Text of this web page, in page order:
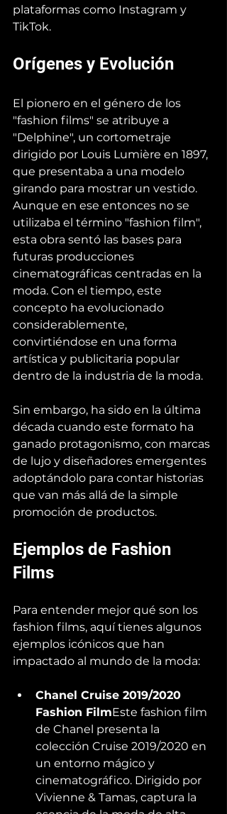
plataformas como Instagram y
TikTok.
Orígenes y Evolución
El pionero en el género de los
"fashion films" se atribuye a
"Delphine", un cortometraje
dirigido por Louis Lumière en 1897,
que presentaba a una modelo
girando para mostrar un vestido.
Aunque en ese entonces no se
utilizaba el término "fashion film",
esta obra sentó las bases para
futuras producciones
cinematográficas centradas en la
moda. Con el tiempo, este
concepto ha evolucionado
considerablemente,
convirtiéndose en una forma
artística y publicitaria popular
dentro de la industria de la moda.
Sin embargo, ha sido en la última
década cuando este formato ha
ganado protagonismo, con marcas
de lujo y diseñadores emergentes
adoptándolo para contar historias
que van más allá de la simple
promoción de productos.
Ejemplos de Fashion
Films
Para entender mejor qué son los
fashion films, aquí tienes algunos
ejemplos icónicos que han
impactado al mundo de la moda:
Chanel Cruise 2019/2020
Fashion FilmEste fashion film
de Chanel presenta la
colección Cruise 2019/2020 en
un entorno mágico y
cinematográfico. Dirigido por
Vivienne & Tamas, captura la